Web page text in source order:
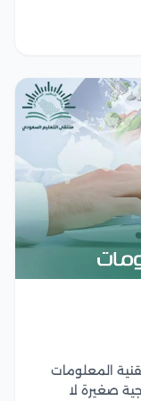
الهيكلية في...
المعلومات
صغيرة لا